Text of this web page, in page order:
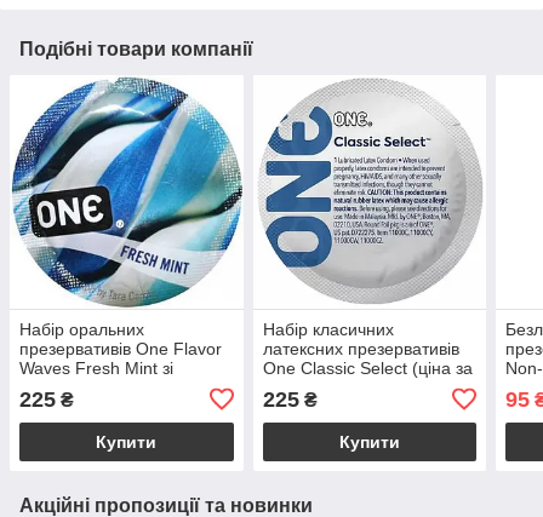
Подібні товари компанії
Набір оральних
презервативів One Flavor
Waves Fresh Mint зі
смаком м'яти, що освіжає
(ціна за 5 шт.)
225 ₴
Купити
Набір класичних
латексних презервативів
One Classic Select (ціна за
225₴
Купити
95
Акційні пропозиції та новинки